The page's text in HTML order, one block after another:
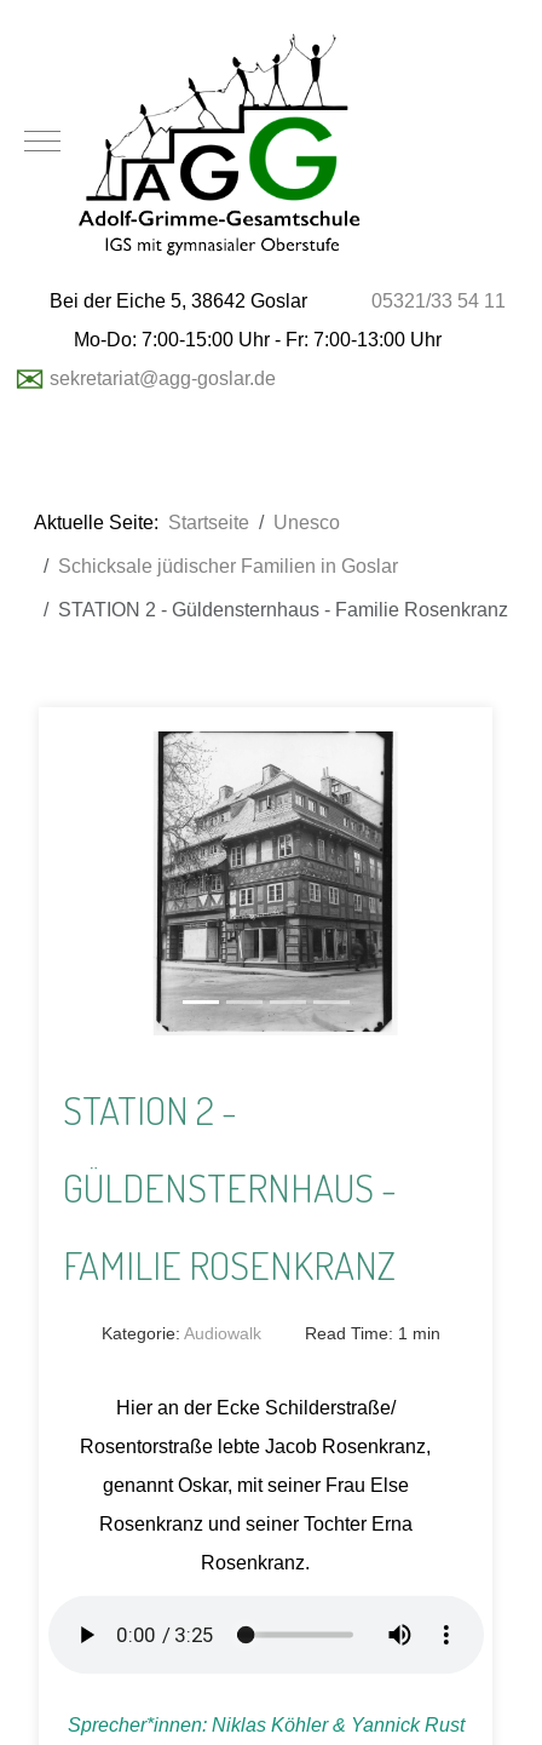
Mobile Menu Toggle
Bei der Eiche 5, 38642 Goslar
05321/33 54 11
Mo-Do: 7:00-15:00 Uhr - Fr: 7:00-13:00 Uhr
✉ sekretariat@agg-goslar.de
Aktuelle Seite: Startseite Unesco
Schicksale jüdischer Familien in Goslar
STATION 2 - Güldensternhaus - Familie Rosenkranz
STATION 2 -
GÜLDENSTERNHAUS -
FAMILIE ROSENKRANZ
Kategorie: Audiowalk Read Time: 1 min
Hier an der Ecke Schilderstraße/
Rosentorstraße lebte Jacob Rosenkranz,
genannt Oskar, mit seiner Frau Else
Rosenkranz und seiner Tochter Erna
Rosenkranz.
Sprecher*innen: Niklas Köhler & Yannick Rust